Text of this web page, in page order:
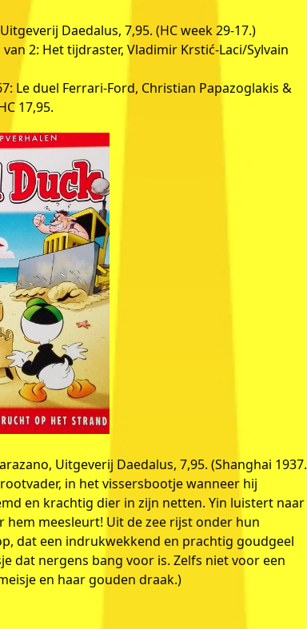
Daedalus, 7,95. (HC week 29-17.)
2: Het tijdraster, Vladimir Krstić-Laci/Sylvain
Le duel Ferrari-Ford, Christian Papazoglakis &
17,95.
Uitgeverij Daedalus, 7,95. (Shanghai 1937.
in het vissersbootje wanneer hij
en krachtig dier in zijn netten. Yin luistert naar
meesleurt! Uit de zee rijst onder hun
dat een indrukwekkend en prachtig goudgeel
dat nergens bang voor is. Zelfs niet voor een
en haar gouden draak.)